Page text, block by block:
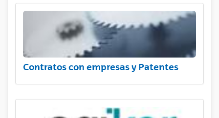
Contratos con empresas y Patentes